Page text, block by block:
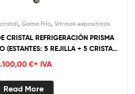
, Gama Frío, Vitrinas expositoras
CRISTAL REFRIGERACIÓN PRISMA
(ESTANTES: 5 REJILLA + 5 CRISTAL
GIRATORIO)
€+ IVA
Read More